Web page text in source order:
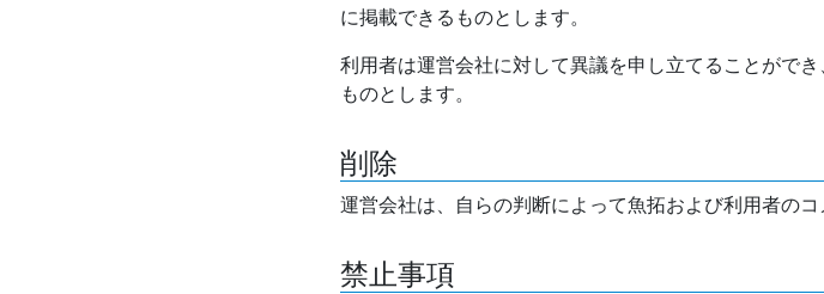
に掲載できるものとします。
利用者は運営会社に対して異議を申し立てることがで
ものとします。
削除
運営会社は、自らの判断によって魚拓および利用者の
禁止事項